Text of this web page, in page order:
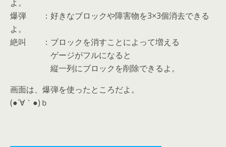
よ。
爆弾 ：好きなブロックや障害物を3×3個消去できる
よ。
絶叫 ：ブロックを消すことによって増える
ゲージがフルになると
縦一列にブロックを削除できるよ。
画面は、爆弾を使ったところだよ。
(●´∀｀●)ｂ